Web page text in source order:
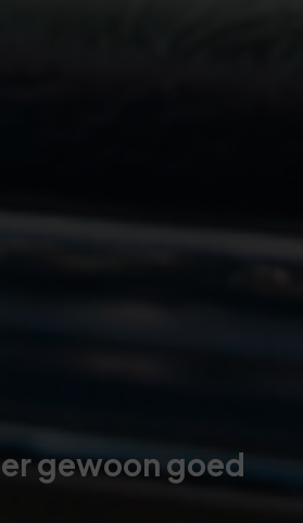
gewoon goed